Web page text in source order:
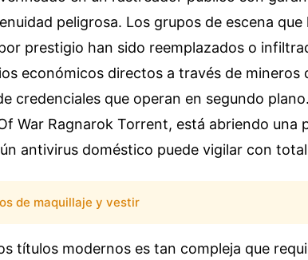
peligrosa. Los grupos de escena
prestigio han sido reemplazados o
económicos directos a través de mineros
credenciales que operan en segundo
War Ragnarok Torrent, está abriendo una
antivirus doméstico puede vigilar con
de maquillaje y vestir
títulos modernos es tan compleja que